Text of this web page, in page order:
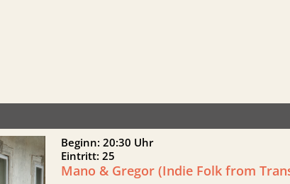
Beginn: 20:30 Uhr
Eintritt: 25
Mano & Gregor (Indie Folk from